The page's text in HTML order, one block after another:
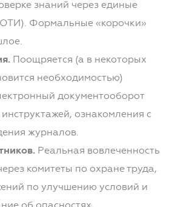
знаний через единые
Формальные «корочки»
Поощряется (а в некоторых
необходимостью)
документооборот
ознакомления с
журналов.
Реальная вовлеченность
комитеты по охране труда,
по улучшению условий и